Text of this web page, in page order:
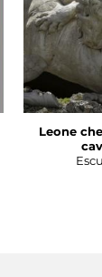
Leone